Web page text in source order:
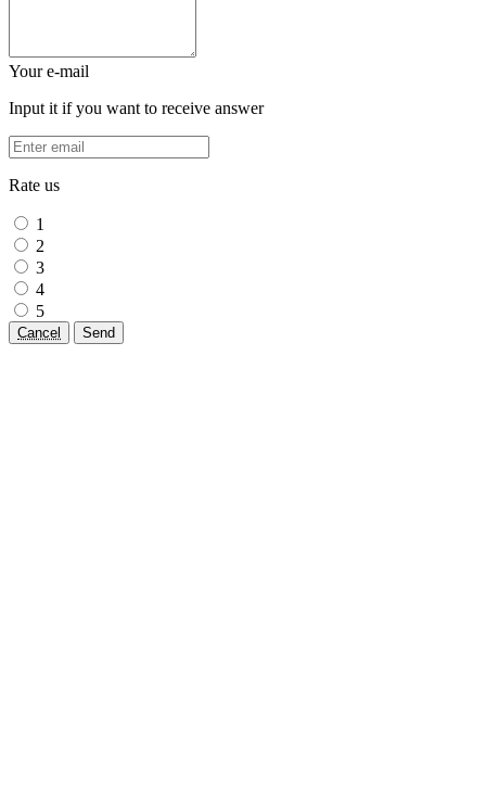
Your e-mail
Input it if you want to receive answer
Rate us
1
2
3
4
5
Cancel Send